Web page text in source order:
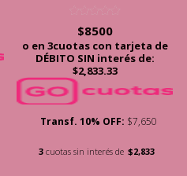
con
5.00
de 5
$8500
o en 3cuotas con tarjeta de
DÉBITO SIN interés de:
$2,833.33
Transf. 10% OFF: $7,650
3 cuotas sin interés de $2,833